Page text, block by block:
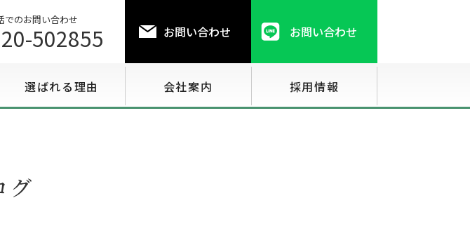
でのお問い合わせ
502855 お問い合わせ お問い合わせ
選ばれる理由 会社案内 採用情報
グ